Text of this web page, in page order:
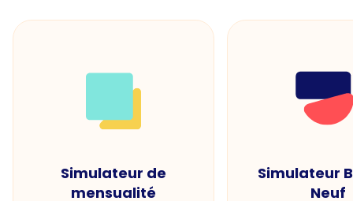
Simulateur de
mensualité
Simulateur
Neuf